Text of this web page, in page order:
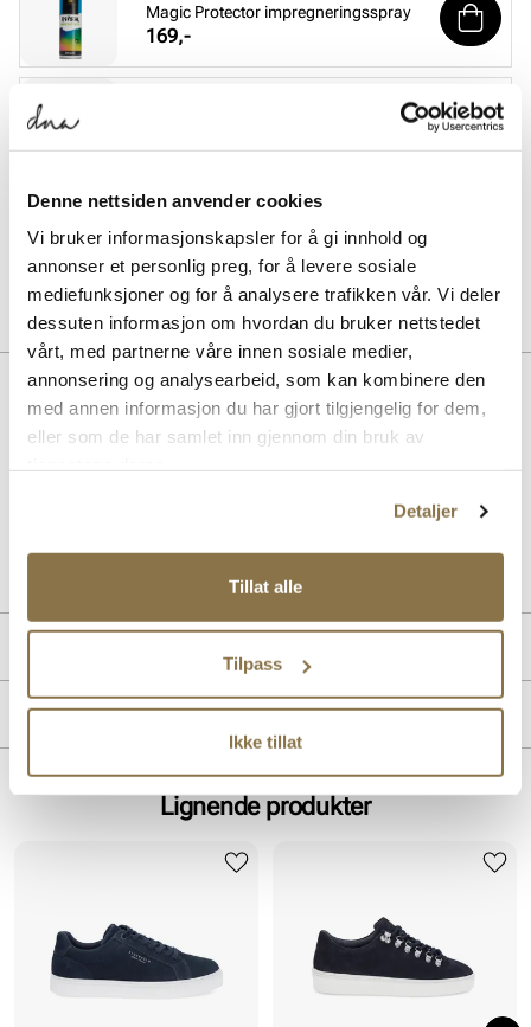
Denne nettsiden anvender cookies
Vi bruker informasjonskapsler for å gi innhold og
annonser et personlig preg, for å levere sosiale
mediefunksjoner og for å analysere trafikken vår. Vi deler
dessuten informasjon om hvordan du bruker nettstedet
vårt, med partnerne våre innen sosiale medier,
annonsering og analysearbeid, som kan kombinere den
med annen informasjon du har gjort tilgjengelig for dem,
eller som de har samlet inn gjennom din bruk av
Detaljer
Tillat alle
Tilpass
Ikke tillat
Magic Protector impregneringsspray
Pris
169,-
Suede & nubuck renovator - Nøytral
99,-
SOLITAIRE
Combi Care Foam skovask
99,-
BESKRIVELSE
Klassisk cupsole sneaker i semsket skinn, med en tidløs look. Alle
Overdel:Semsket skinn
MERKE
Lignende produkter